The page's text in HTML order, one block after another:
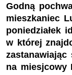
Godną
mieszkaniec
poniedziałek
w której
zastanawiając
na miesjcowy